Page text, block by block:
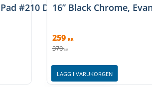
#210 DK16” Black Chrome,
259 KR
370 KR
LÄGG I VARUKORGEN